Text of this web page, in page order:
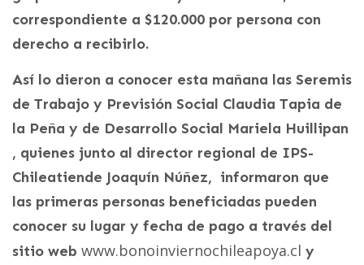
correspondiente a $120.000 por persona con
derecho a recibirlo.
Así lo dieron a conocer esta mañana las Seremis
de Trabajo y Previsión Social Claudia Tapia de
la Peña y de Desarrollo Social Mariela Huillipan
, quienes junto al director regional de IPS-
Chileatiende Joaquín Núñez, informaron que
las primeras personas beneficiadas pueden
conocer su lugar y fecha de pago a través del
sitio web www.bonoinviernochileapoya.cl y